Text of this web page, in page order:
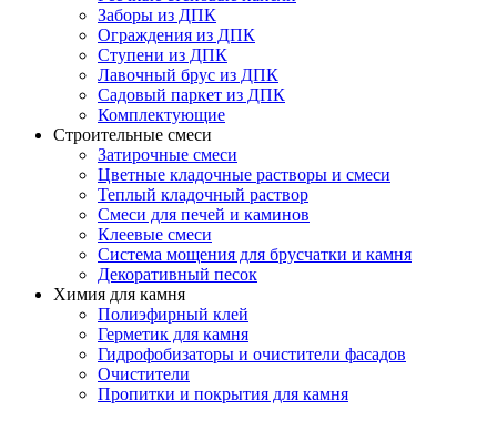
Заборы из ДПК
Ограждения из ДПК
Ступени из ДПК
Лавочный брус из ДПК
Садовый паркет из ДПК
Комплектующие
Строительные смеси
Затирочные смеси
Цветные кладочные растворы и смеси
Теплый кладочный раствор
Смеси для печей и каминов
Клеевые смеси
Система мощения для брусчатки и камня
Декоративный песок
Химия для камня
Полиэфирный клей
Герметик для камня
Гидрофобизаторы и очистители фасадов
Очистители
Пропитки и покрытия для камня